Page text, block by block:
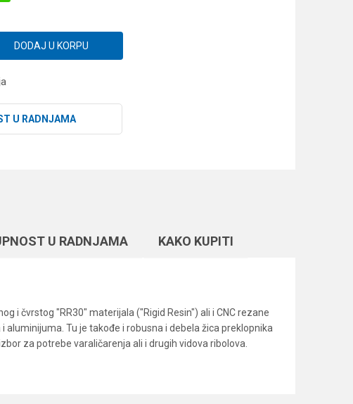
DODAJ U KORPU
U RADNJAMA
U RADNJAMA KAKO KUPITI
i čvrstog "RR30" materijala ("Rigid Resin") ali i CNC rezane
Tu je takođe i robusna i debela žica preklopnika
za potrebe varaličarenja ali i drugih vidova ribolova.